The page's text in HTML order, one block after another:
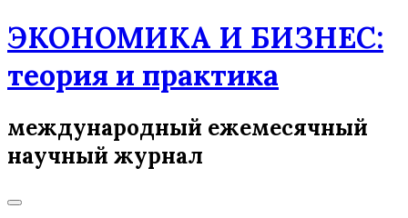
Skip
to
ЭКОНОМИКА И БИЗНЕС:
теория и практика
международный ежемесячный
научный журнал